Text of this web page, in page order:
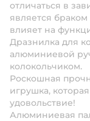
отличаться в
является
влияет на
Дразнилка для
алюминиевой
колокольчиком.
Роскошная
игрушка,
удовольствие!
Алюминиевая